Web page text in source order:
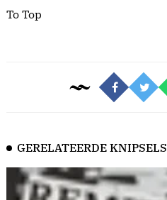
To Top
GERELATEERDE KNIPSELS